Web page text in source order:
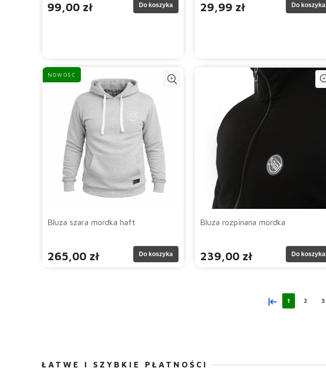
99,00 zł Do koszyka 29,99 zł Do koszyka
Bluza szara mordka haft
265,00 zł Do koszyka
NOWOŚĆ
Bluza rozpinana mordka
239,00 zł Do koszyka
« 1 2 3
ŁATWE I SZYBKIE PŁATNOŚCI